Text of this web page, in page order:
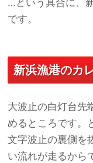
です。
新浜漁港のカ
大波止の白灯台先
めるところです。
文字波止の裏側を
い流れが走るから